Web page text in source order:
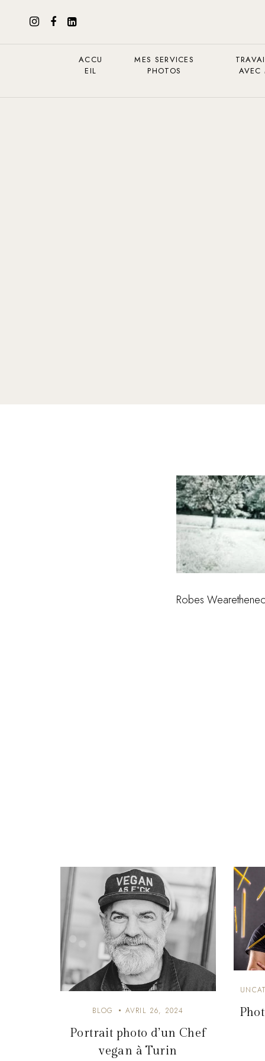
ACCU
EIL
MES SERVICES
PHOTOS
AVEC
Robes
BLOG AVRIL 26, 2024
Portrait photo d’un Chef
vegan à Turin